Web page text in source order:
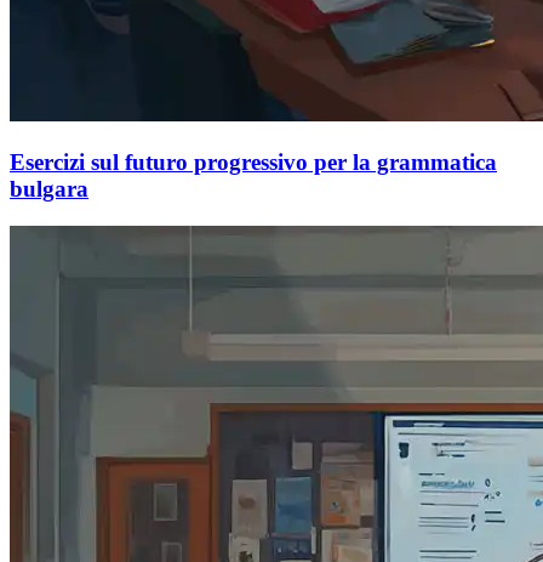
Esercizi sul futuro progressivo per la grammatica
bulgara